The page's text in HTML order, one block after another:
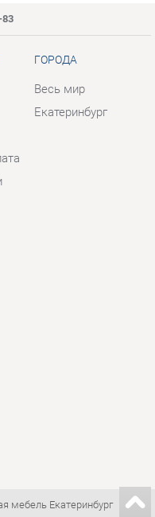
Екатеринбург